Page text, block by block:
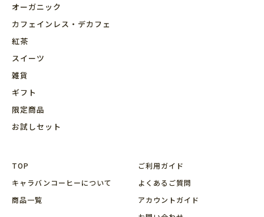
オーガニック
カフェインレス・デカフェ
紅茶
スイーツ
雑貨
ギフト
限定商品
お試しセット
TOP
キャラバンコーヒーについて
商品⼀覧
ご利用ガイド
よくあるご質問
アカウントガイド